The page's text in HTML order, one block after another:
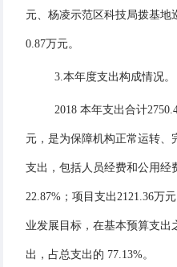
元、杨凌示范区科技局拨基地
0.87万元。
3. 本年度支出构成情况。
2018 本年支出合计
元，是为保障机构正常运转、
支出，包括人员经费和公用经
22.87%；项目支出 2121.36万
业发展目标，在基本预算支出
出 ，占总支出的 77.13%。